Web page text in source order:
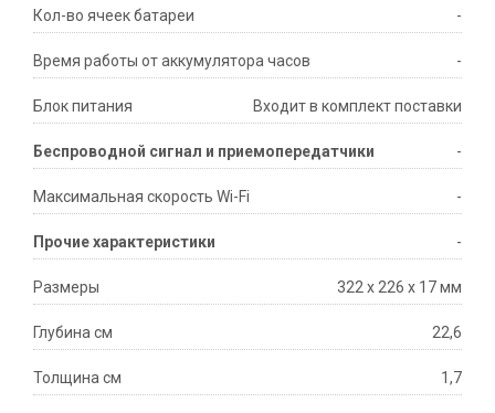
Кол-во ячеек батареи -
Время работы от аккумулятора часов -
Блок питания Входит в комплект поставки
Беспроводной сигнал и приемопередатчики -
Максимальная скорость Wi-Fi -
Прочие характеристики -
Размеры 322 х 226 х 17 мм
Глубина см 22,6
Толщина см 1,7